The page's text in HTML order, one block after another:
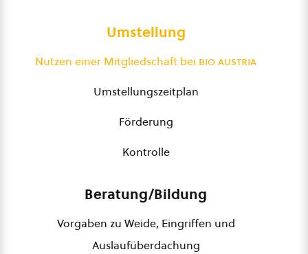
Umstellung
Nutzen einer Mitgliedschaft bei bio austria
Umstellungszeitplan
Förderung
Kontrolle
Beratung/Bildung
Vorgaben zu Weide, Eingriffen und
Auslaufüberdachung